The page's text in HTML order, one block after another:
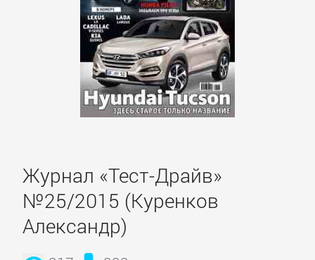
Журнал «Тест-Драйв»
№25/2015 (Куренков
Александр)
Эротическая
литература
НАУКА
Иностранные
языки